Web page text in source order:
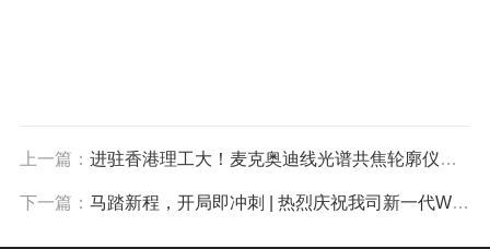
上一篇： 进驻香港理工大！麦克奥迪线光谱共焦轮廓仪，助力世界百强名校打造前沿科研新高地
下一篇： 马踏新程，开局即冲刺 | 热烈庆祝我司新一代Wi-Fi 6无线智能显微互动教学系统入驻宁夏医科大学